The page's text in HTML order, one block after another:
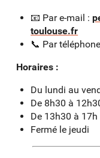
📧 Par e-mail :
toulouse.fr
📞 Par
Horaires :
Du lundi au
De 8h30 à
De 13h30 à 17h
Fermé le jeudi